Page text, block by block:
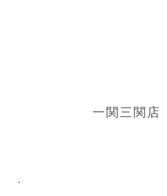
一関三関店